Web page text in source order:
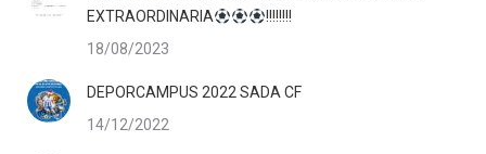
EXTRAORDINARIA
!!!!!!!!
18/08/2023
DEPORCAMPUS 2022 SADA CF
14/12/2022